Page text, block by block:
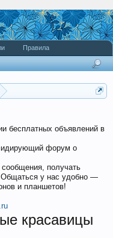
бесплатных объявлений в
форум о
получать
Общаться у нас удобно —
и планшетов!
красавицы
Правила